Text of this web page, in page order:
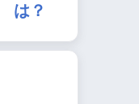
は？